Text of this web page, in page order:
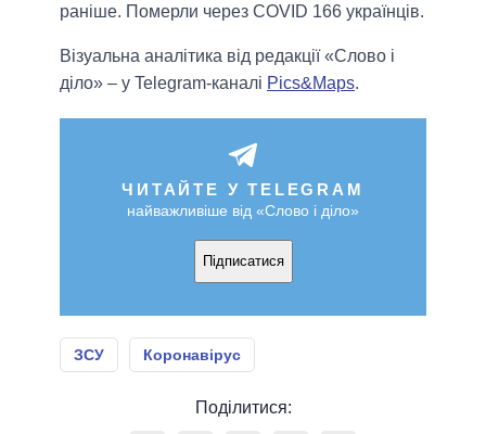
раніше. Померли через COVID 166 українців.
Візуальна аналітика від редакції «Слово і
діло» – у Telegram-каналі Pics&Maps.
ЧИТАЙТЕ У TELEGRAM
найважливіше від «Слово і діло»
Підписатися
ЗСУ Коронавірус
Поділитися: